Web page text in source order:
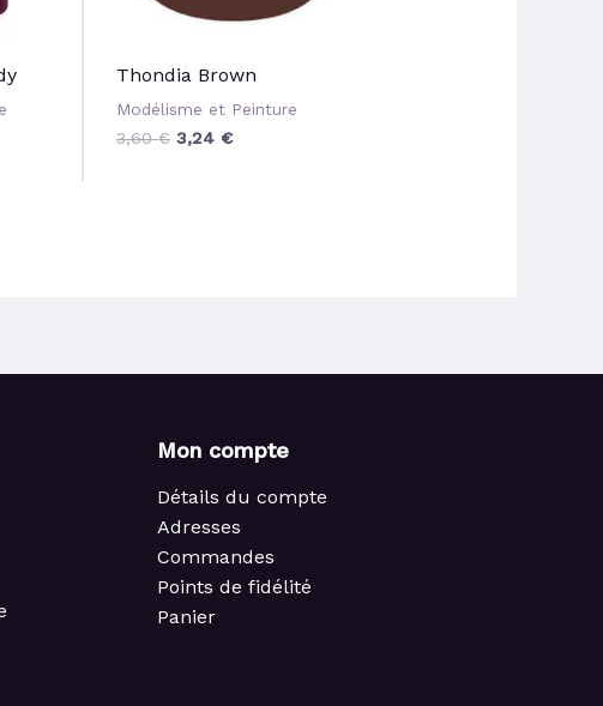
Thondia Brown
Modélisme et Peinture
3,60€ 3,24 €
Mon compte
Détails du compte
Adresses
Commandes
Points de fidélité
Panier